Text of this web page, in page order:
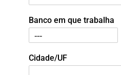
Banco em que trabalha
Cidade/UF